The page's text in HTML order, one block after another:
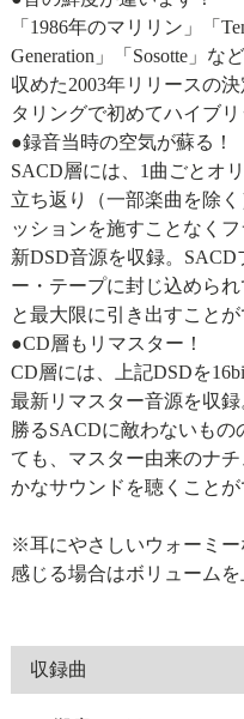
「1986年のマリリン」「
Generation」「Sosotte」
収めた2003年リリースの
タリングで初めてハイブリ
●録音当時の空気が蘇る！
SACD層には、1曲ごとオ
立ち返り（一部楽曲を除
ッションを施すことなく
新DSD音源を収録。
ー・テープに封じ込めら
と最大限に引き出すことが
●CD層もリマスター！
CD層には、上記DSDを
最新リマスター音源を収
勝るSACDに敵わないもの
ても、マスター由来のナ
かなサウンドを聴くことが
※耳にやさしいウォーミー
感じる場合はボリュームを
収録曲